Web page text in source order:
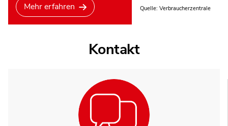
Mehr erfahren Quelle: Verbraucherzentrale
Kontakt